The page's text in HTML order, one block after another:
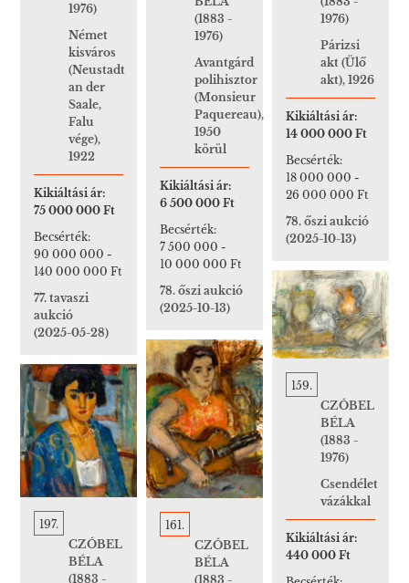
1976)
Párizsi
akt (Ülő
akt), 1926
Kikiáltási ár:
14 000 000 Ft
Becsérték:
18 000 000 -
26 000 000 Ft
78. őszi aukció
(2025-10-13)
(1883 -
1976)
Avantgárd
polihisztor
(Monsieur
Paquereau),
1950
körül
Kikiáltási ár:
6 500 000 Ft
Becsérték:
7 500 000 -
10 000 000 Ft
78. őszi aukció
(2025-10-13)
1976)
Német
kisváros
(Neustadt
an der
Saale,
Falu
vége),
1922
Kikiáltási ár:
75 000 000 Ft
Becsérték:
90 000 000 -
140 000 000 Ft
77. tavaszi
aukció
(2025-05-28)
159.
CZÓBEL
BÉLA
(1883 -
1976)
Csendélet
vázákkal
Kikiáltási ár:
440 000 Ft
161.
CZÓBEL
BÉLA
(1883 -
197.
CZÓBEL
BÉLA
(1883 -